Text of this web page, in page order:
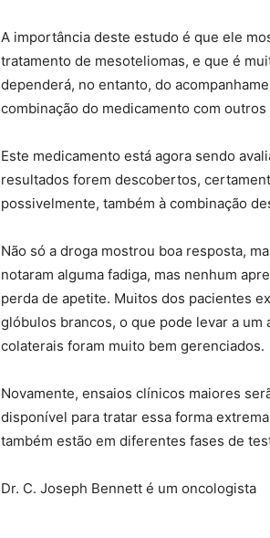
A importância deste estudo é que ele
tratamento de mesoteliomas, e que é
dependerá, no entanto, do
combinação do medicamento com
Este medicamento está agora sendo
resultados forem descobertos,
possivelmente, também à combinação
Não só a droga mostrou boa resposta,
notaram alguma fadiga, mas nenhum
perda de apetite. Muitos dos pacientes
glóbulos brancos, o que pode levar a
colaterais foram muito bem gerenciados.
Novamente, ensaios clínicos maiores
disponível para tratar essa forma
também estão em diferentes fases de
Dr. C. Joseph Bennett é um oncologista